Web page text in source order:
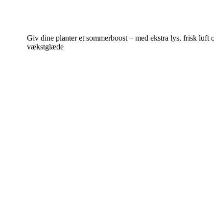
Giv dine planter et sommerboost – med ekstra lys, frisk luft
vækstglæde